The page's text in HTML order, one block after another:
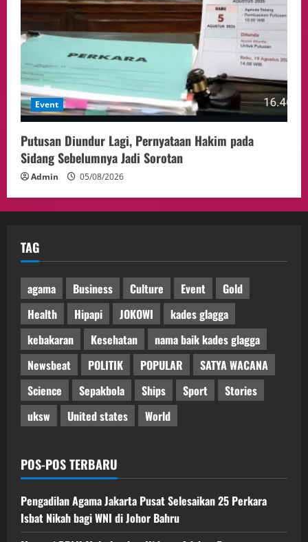
Event
Putusan Diundur Lagi, Pernyataan Hakim pada
Sidang Sebelumnya Jadi Sorotan
Admin 05/08/2026
TAG
agama Business Culture Event
Gold
Health
Hipapi JOKOWI
kades glagga
kebakaran
Kesehatan
nama baik kades glagga
Newsbeat
POLITIK POPULAR
SATYA WACANA
Science
Sepakbola Ships Sport
Stories
uksw
United states World
POS-POS TERBARU
Pengadilan Agama Jakarta Pusat Selesaikan 25 Perkara
Isbat Nikah bagi WNI di Johor Bahru